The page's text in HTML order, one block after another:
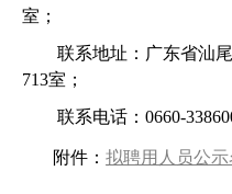
室；
联系地址：广东省汕尾
713室；
联系电话：0660-
附件： 拟聘用人员公示